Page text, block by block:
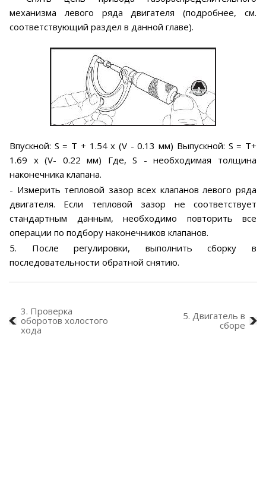
механизма левого ряда двигателя (подробнее, см.
соответствующий раздел в данной главе).
Впускной: S = Т + 1.54 х (V - 0.13 мм) Выпускной: S = Т+
1.69 х (V- 0.22 мм) Где, S - необходимая толщина
наконечника клапана.
- Измерить тепловой зазор всех клапанов левого ряда
двигателя. Если тепловой зазор не соответствует
стандартным данным, необходимо повторить все
операции по подбору наконечников клапанов.
5. После регулировки, выполнить сборку в
последовательности обратной снятию.
3. Проверка
оборотов холостого
хода
5. Двигатель в
сборе